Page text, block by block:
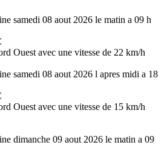
samedi 08 aout 2026 le matin a 09 h
Ouest avec une vitesse de 22 km/h
samedi 08 aout 2026 l apres midi a 18
Ouest avec une vitesse de 15 km/h
dimanche 09 aout 2026 le matin a 09